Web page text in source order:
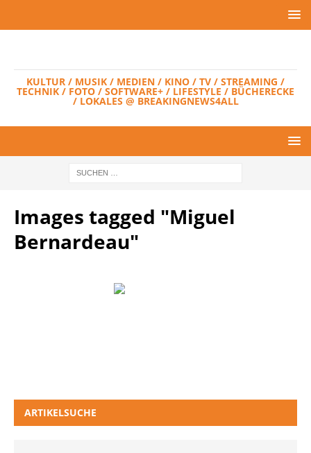
KULTUR / MUSIK / MEDIEN / KINO / TV / STREAMING /
TECHNIK / FOTO / SOFTWARE+ / LIFESTYLE / BÜCHERECKE
/ LOKALES @ BREAKINGNEWS4ALL
Images tagged "Miguel
Bernardeau"
ARTIKELSUCHE